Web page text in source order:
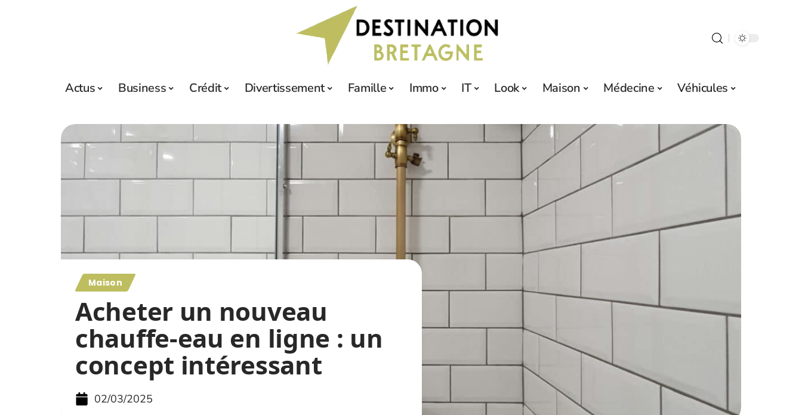
Actus Business Crédit Divertissement Famille Immo IT Look Maison Médecine Véhicules
Maison
Acheter un nouveau
chauffe-eau en ligne : un
concept intéressant
02/03/2025